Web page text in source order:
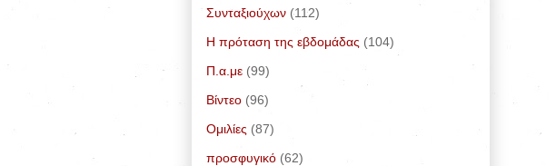
Συνταξιούχων (112)
Η πρόταση της εβδομάδας (104)
Π.α.με (99)
Bίντεο (96)
Ομιλίες (87)
προσφυγικό (62)